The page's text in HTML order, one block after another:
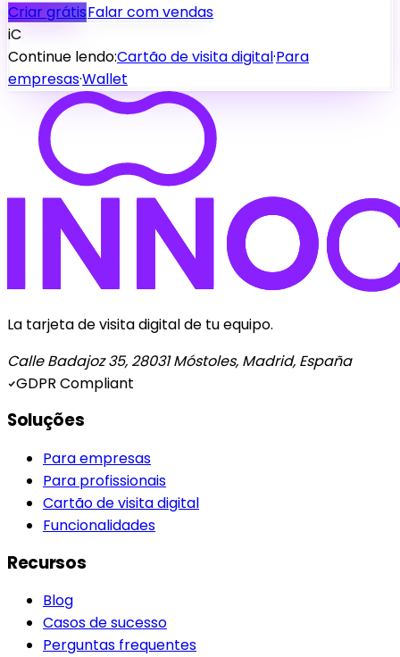
Criar grátisFalar com vendas
iC
Continue lendo:Cartão de visita digital·Para
empresas·Wallet
La tarjeta de visita digital de tu equipo.
Calle Badajoz 35, 28031 Móstoles, Madrid, España
GDPR Compliant
Soluções
Para empresas
Para profissionais
Cartão de visita digital
Funcionalidades
Recursos
Blog
Casos de sucesso
Perguntas frequentes